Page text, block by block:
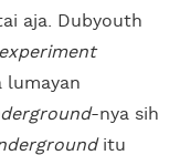
aja. Dubyouth
lumayan
-nya sih
itu